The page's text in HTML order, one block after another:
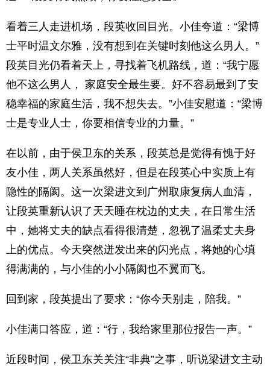
看着三人走进机场，段英收回目光。小佳夸道：“梁博
士平时温文尔雅，没有想到在关键时刻他这么男人。”
段英目光仍看着天上，寻找着飞机路线，道：“我宁愿
他不这么男人， 家庭安全最生要。好不容易最到了安
稳幸福的家庭生活，我不想失去。”小佳安慰道：“梁博
士是专业人士，你要相信专业的力量。”
在以前，由于侯卫东的关系，段英总是觉得有愧于好
友小佳，两人关系虽然好，但是在段英心中实质上有
隐性的隔阂。这一次梁进文到广州取康复病人血清，
让段英重新认识了天天睡在枕边的丈夫，在日常生活
中，她将丈夫的缺点看得很清楚，忽视了温柔丈夫身
上的优点。今天突然迸发出来的闪光点，将她的心填
得满满的，与小佳的小小隔阂也不翼而飞。
回到家，段英提出了要求：“你今天别走，陪我。”
小佳满口答应，道：“行，我给家里那位报告一声。”
近段时间，侯卫东关关注“非典”之事，听说梁进文主动